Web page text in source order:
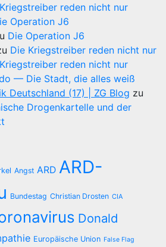
reden nicht nur
Operation J6
Die Operation J6
Die Kriegstreiber reden nicht nur
reden nicht nur
— Die Stadt, die alles weiß
Deutschland (17) | ZG Blog zu
Drogenkartelle und der
Angst ARD ARD-
Bundestag Christian Drosten CIA
Donald
Europäische Union False Flag